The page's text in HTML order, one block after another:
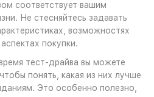
соответствует вашим
Не стесняйтесь задавать
возможностях
покупки.
тест-драйва вы можете
понять, какая из них лучше
Это особенно полезно,